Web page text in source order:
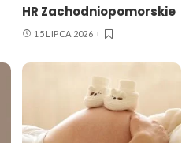
HR Zachodniopomorskie
15 LIPCA 2026